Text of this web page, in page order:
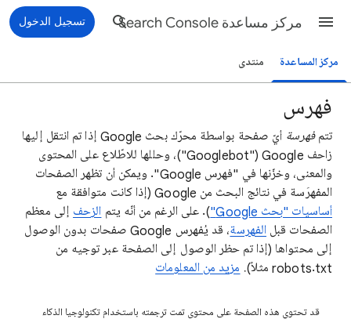
مركز مساعدة Search Console تسجيل الدخول
مركز المساعدة منتدى
فهرس
تتمفهرسة
أيّ صفحة بواسطة محرّك بحث Google إذا تم انتقل إليها
زاحف Google‏ ("Googlebot")، وحللها للاطّلاع على المحتوى
والمعنى، وخزّنها في "فهرس Google". ويمكن أن تظهر الصفحات
المفهرَسة في نتائج البحث من Google (إذا كانت متوافقة مع
أساسيات "بحث Google"
). على الرغم من أنّه يتم الزحف إلى معظم
الصفحات قبل الفهرسة
، قد يُفهرس Google صفحات بدون الوصول
إلى محتواها (إذا تم حظر الوصول إلى الصفحة عبر توجيه من
robots.txt مثلاً).
مزيد من المعلومات
قد تحتوي هذه الصفحة على محتوى تمت ترجمته باستخدام تكنولوجيا الذكاء